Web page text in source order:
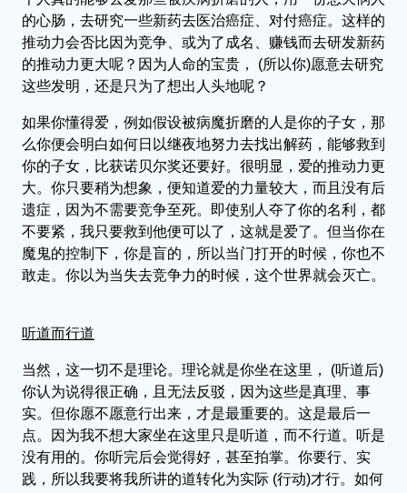
的心肠，去研究一些新药去医治癌症、对付癌症。这样的
推动力会否比因为竞争、或为了成名、赚钱而去研发新药
的推动力更大呢？因为人命的宝贵， (所以你)愿意去研究
这些发明，还是只为了想出人头地呢？
如果你懂得爱，例如假设被病魔折磨的人是你的子女，那
么你便会明白如何日以继夜地努力去找出解药，能够救到
你的子女，比获诺贝尔奖还要好。很明显，爱的推动力更
大。你只要稍为想象，便知道爱的力量较大，而且没有后
遗症，因为不需要竞争至死。即使别人夺了你的名利，都
不要紧，我只要救到他便可以了，这就是爱了。但当你在
魔鬼的控制下，你是盲的，所以当门打开的时候，你也不
敢走。你以为当失去竞争力的时候，这个世界就会灭亡。
听道而行道
当然，这一切不是理论。理论就是你坐在这里， (听道后)
你认为说得很正确，且无法反驳，因为这些是真理、事
实。但你愿不愿意行出来，才是最重要的。这是最后一
点。因为我不想大家坐在这里只是听道，而不行道。听是
没有用的。你听完后会觉得好，甚至拍掌。你要行、实
践，所以我要将我所讲的道转化为实际 (行动)才行。如何